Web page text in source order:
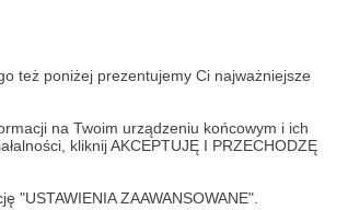
też poniżej prezentujemy Ci najważniejsze
na Twoim urządzeniu końcowym i ich
kliknij AKCEPTUJĘ I PRZECHODZĘ
ZAAWANSOWANE".